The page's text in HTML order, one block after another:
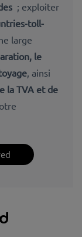
; exploiter
toll-
large
le
, ainsi
la TVA et de